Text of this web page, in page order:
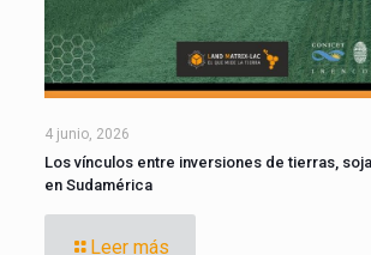
4 junio, 2026
Los vínculos entre inversiones de tierras,
en Sudamérica
Leer más